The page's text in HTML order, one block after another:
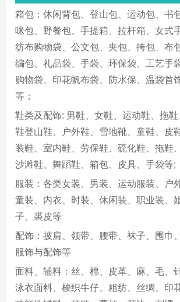
箱包：休闲背包、登山包、运动包、书
咪包、野餐包、手提箱、拉杆箱、女式
纺布购物袋、公文包、夹包、挎包、布
编包、礼品袋、手袋、环保袋、工艺手
购物袋、印花帆布袋、防水保、温袋首
等；
鞋类及配饰: 男鞋、女鞋、运动鞋、拖
鞋登山鞋、户外鞋、雪地靴、童鞋、皮
装鞋、室内鞋、劳保鞋、硫化鞋、拖鞋
沙滩鞋、舞蹈鞋、箱包、皮具、手袋等;
服装：各类女装、男装、运动服装、户
童装、内衣、时装、休闲装、职业装、
子、裘皮等
配饰：披肩、领带、腰带、袜子、围巾
服饰与配饰等
面料、辅料：丝、棉、皮革、麻、毛、
泳衣面料、梭织牛仔、粗纺、丝绸、印